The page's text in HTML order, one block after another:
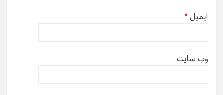
ایمیل *
وب‌ سایت